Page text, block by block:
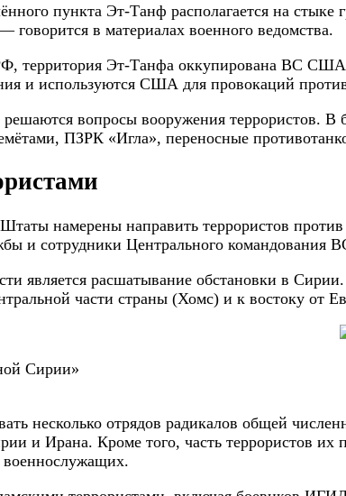
пункта Эт-Танф располагается на
говорится в материалах военного ведомства.
территория Эт-Танфа оккупирована ВС США.
и используются США для провокаций
вопросы вооружения террористов. В
ПЗРК «Игла», переносные
намерены направить террористов
и сотрудники Центрального
является расшатывание обстановки в
части страны (Хомс) и к востоку от
Сирии»
несколько отрядов радикалов общей
и Ирана. Кроме того, часть террористов их